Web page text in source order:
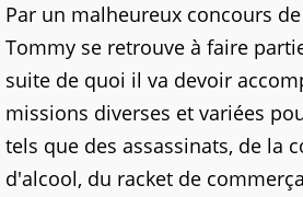
Par un malheureux concours
Tommy se retrouve à faire
suite de quoi il va devoir
missions diverses et variées
tels que des assassinats, de la
d'alcool, du racket de